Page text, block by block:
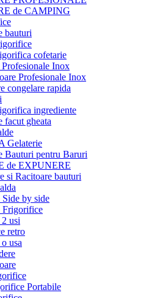
de CAMPING
bauturi
cofetarie
Inox
Profesionale Inox
congelare rapida
ingrediente
facut gheata
Gelaterie
Bauturi pentru Baruri
de EXPUNERE
si Racitoare bauturi
by side
Frigorifice
usi
retro
usa
Portabile